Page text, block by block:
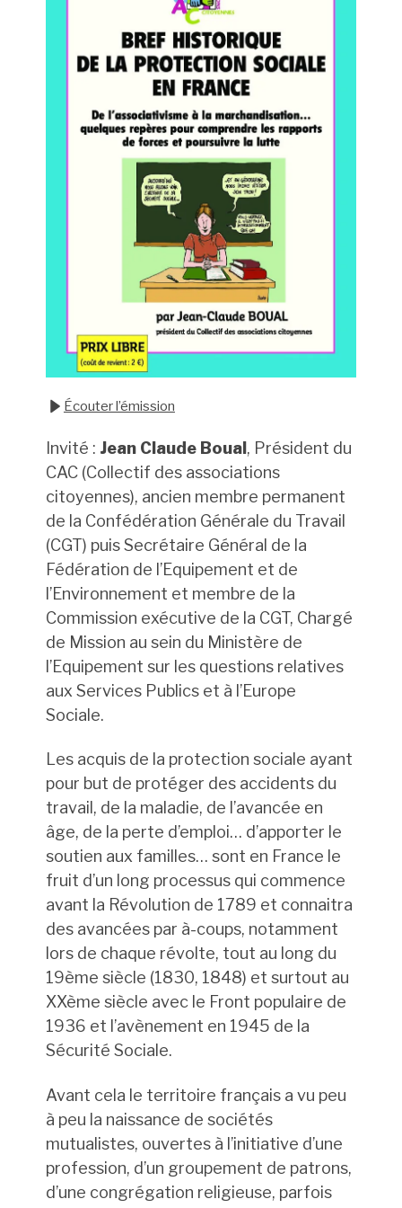
Écouter l’émission
Invité : Jean Claude Boual, Président du
CAC (Collectif des associations
citoyennes), ancien membre permanent
de la Confédération Générale du Travail
(CGT) puis Secrétaire Général de la
Fédération de l’Equipement et de
l’Environnement et membre de la
Commission exécutive de la CGT, Chargé
de Mission au sein du Ministère de
l’Equipement sur les questions relatives
aux Services Publics et à l’Europe
Sociale.
Les acquis de la protection sociale ayant
pour but de protéger des accidents du
travail, de la maladie, de l’avancée en
âge, de la perte d’emploi… d’apporter le
soutien aux familles… sont en France le
fruit d’un long processus qui commence
avant la Révolution de 1789 et connaitra
des avancées par à-coups, notamment
lors de chaque révolte, tout au long du
19ème siècle (1830, 1848) et surtout au
XXème siècle avec le Front populaire de
1936 et l’avènement en 1945 de la
Sécurité Sociale.
Avant cela le territoire français a vu peu
à peu la naissance de sociétés
mutualistes, ouvertes à l’initiative d’une
profession, d’un groupement de patrons,
d’une congrégation religieuse, parfois